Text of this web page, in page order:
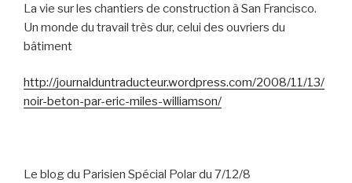
La vie sur les chantiers de construction à San Francisco.
Un monde du travail très dur, celui des ouvriers du
bâtiment
http://journalduntraducteur.wordpress.com/2008/11/13/
noir-beton-par-eric-miles-williamson/
Le blog du Parisien Spécial Polar du 7/12/8